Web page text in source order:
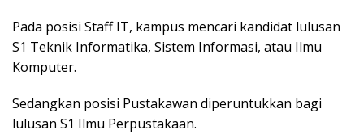
Pada posisi Staff IT, kampus mencari kandidat lulusan
S1 Teknik Informatika, Sistem Informasi, atau Ilmu
Komputer.
Sedangkan posisi Pustakawan diperuntukkan bagi
lulusan S1 Ilmu Perpustakaan.